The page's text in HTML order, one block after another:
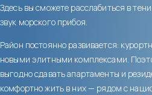
Здесь вы сможете расслабиться в
звук морского прибоя.
Район постоянно развивается:
новыми элитными комплексами.
выгодно сдавать апартаменты и
комфортно жить в них — рядом с